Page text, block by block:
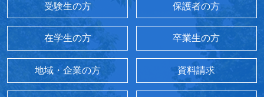
受験生の方 保護者の方
在学生の方 卒業生の方
地域・企業の方 資料請求